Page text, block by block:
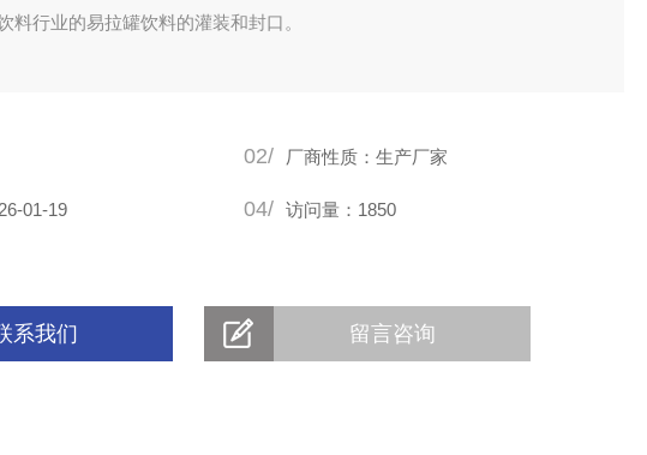
料行业的易拉罐饮料的灌装和封口。
02/ 厂商性质：生产厂家
01-19 04/ 访问量：1850
系我们 留言咨询